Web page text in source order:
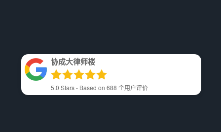
协成大律师楼
5.0 Stars - Based on 688 个用户评价